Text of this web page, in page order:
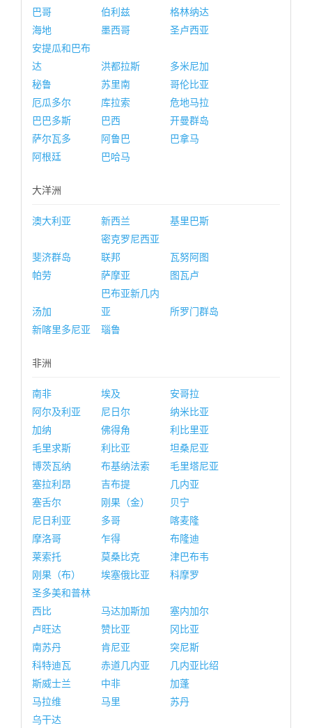
巴哥
伯利兹
格林纳达
海地
墨西哥
圣卢西亚
安提瓜和巴布
达
洪都拉斯
多米尼加
秘鲁
苏里南
哥伦比亚
厄瓜多尔
库拉索
危地马拉
巴巴多斯
巴西
开曼群岛
萨尔瓦多
阿鲁巴
巴拿马
阿根廷
巴哈马
大洋洲
澳大利亚 新西兰 基里巴斯
斐济群岛
密克罗尼西亚
联邦
瓦努阿图
帕劳
萨摩亚 图瓦卢
汤加
巴布亚新几内
亚
所罗门群岛
新喀里多尼亚
瑙鲁
非洲
南非 埃及
安哥拉
阿尔及利亚
尼日尔
纳米比亚
加纳
佛得角
利比里亚
毛里求斯
利比亚
坦桑尼亚
博茨瓦纳
布基纳法索
毛里塔尼亚
塞拉利昂
吉布提
几内亚
塞舌尔
刚果（金）
贝宁
尼日利亚
多哥
喀麦隆
摩洛哥
乍得
布隆迪
莱索托
莫桑比克
津巴布韦
刚果（布）
埃塞俄比亚
科摩罗
圣多美和普林
西比
马达加斯加
塞内加尔
卢旺达
赞比亚
冈比亚
南苏丹
肯尼亚
突尼斯
科特迪瓦
赤道几内亚
几内亚比绍
斯威士兰
中非
加蓬
马拉维
马里
苏丹
乌干达